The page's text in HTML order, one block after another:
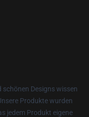
Designs wissen
Produkte wurden
jedem Produkt eigene